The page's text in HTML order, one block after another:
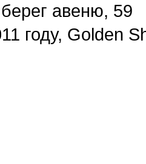
авеню, 59
году, Golden